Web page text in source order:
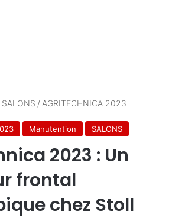
SALONS / AGRITECHNICA 2023
Manutention SALONS
2023 : Un
frontal
chez Stoll